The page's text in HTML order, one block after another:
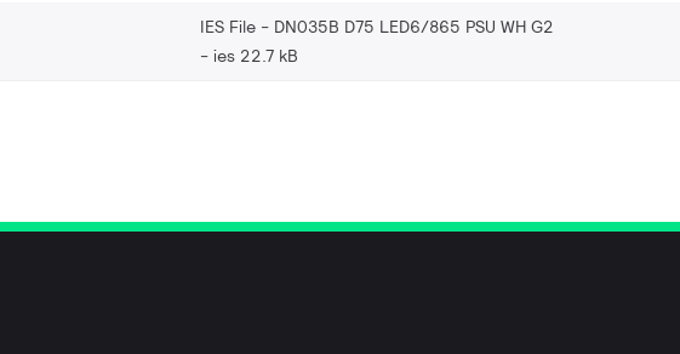
IES File - DN035B D75 LED6/865 PSU WH G2
ies 22.7 kB